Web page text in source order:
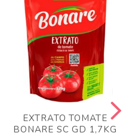
EXTRATO TOMATE
BONARE SC GD 1,7KG